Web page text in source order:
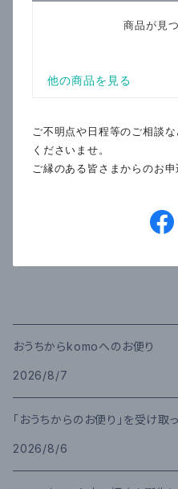
ご不明点や日程等のご相談
くださいませ。
ご縁のある皆さまからのお
おうちからkomoへのお便り
2026/8/7
「おうちからのお便り」を受け取
2026/8/6